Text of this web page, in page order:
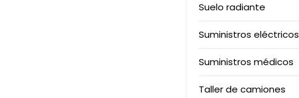
Suelo radiante
Suministros eléctricos
Suministros médicos
Taller de camiones